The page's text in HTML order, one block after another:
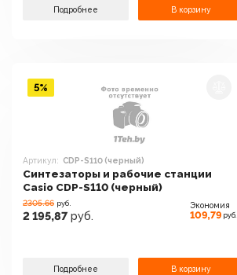
Подробнее В корзину
Артикул: CDP-S110 (черный)
Синтезаторы и рабочие станции
Casio CDP-S110 (черный)
2305.66 руб.
2 195,87 руб.
Экономия
109,79 руб.
Подробнее В корзину
5%